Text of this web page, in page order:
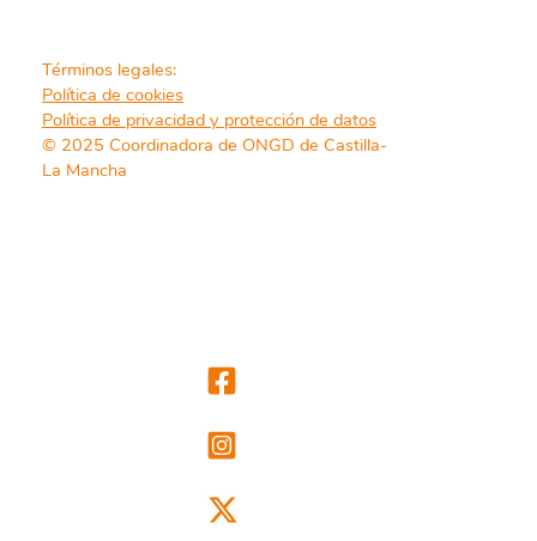
Términos legales:
Política de cookies
Política de privacidad y protección de datos
© 2025 Coordinadora de ONGD de Castilla-
La Mancha